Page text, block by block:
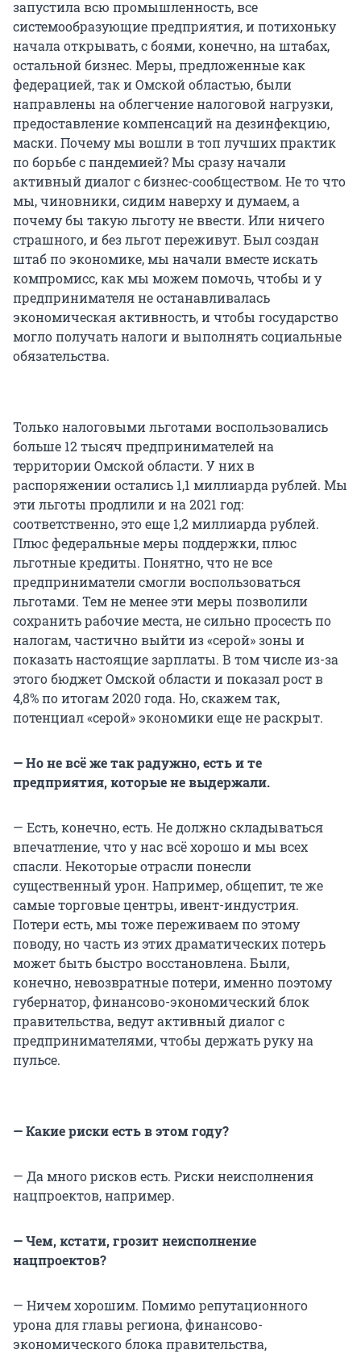
запустила всю промышленность, все
системообразующие предприятия, и потихоньку
начала открывать, с боями, конечно, на штабах,
остальной бизнес. Меры, предложенные как
федерацией, так и Омской областью, были
направлены на облегчение налоговой нагрузки,
предоставление компенсаций на дезинфекцию,
маски. Почему мы вошли в топ лучших практик
по борьбе с пандемией? Мы сразу начали
активный диалог с бизнес-сообществом. Не то что
мы, чиновники, сидим наверху и думаем, а
почему бы такую льготу не ввести. Или ничего
страшного, и без льгот переживут. Был создан
штаб по экономике, мы начали вместе искать
компромисс, как мы можем помочь, чтобы и у
предпринимателя не останавливалась
экономическая активность, и чтобы государство
могло получать налоги и выполнять социальные
обязательства.
Только налоговыми льготами воспользовались
больше 12 тысяч предпринимателей на
территории Омской области. У них в
распоряжении остались 1,1 миллиарда рублей. Мы
эти льготы продлили и на 2021 год:
соответственно, это еще 1,2 миллиарда рублей.
Плюс федеральные меры поддержки, плюс
льготные кредиты. Понятно, что не все
предприниматели смогли воспользоваться
льготами. Тем не менее эти меры позволили
сохранить рабочие места, не сильно просесть по
налогам, частично выйти из «серой» зоны и
показать настоящие зарплаты. В том числе из-за
этого бюджет Омской области и показал рост в
4,8% по итогам 2020 года. Но, скажем так,
потенциал «серой» экономики еще не раскрыт.
— Но не всё же так радужно, есть и те
предприятия, которые не выдержали.
— Есть, конечно, есть. Не должно складываться
впечатление, что у нас всё хорошо и мы всех
спасли. Некоторые отрасли понесли
существенный урон. Например, общепит, те же
самые торговые центры, ивент-индустрия.
Потери есть, мы тоже переживаем по этому
поводу, но часть из этих драматических потерь
может быть быстро восстановлена. Были,
конечно, невозвратные потери, именно поэтому
губернатор, финансово-экономический блок
правительства, ведут активный диалог с
предпринимателями, чтобы держать руку на
пульсе.
— Какие риски есть в этом году?
— Да много рисков есть. Риски неисполнения
нацпроектов, например.
— Чем, кстати, грозит неисполнение
нацпроектов?
— Ничем хорошим. Помимо репутационного
урона для главы региона, финансово-
экономического блока правительства,